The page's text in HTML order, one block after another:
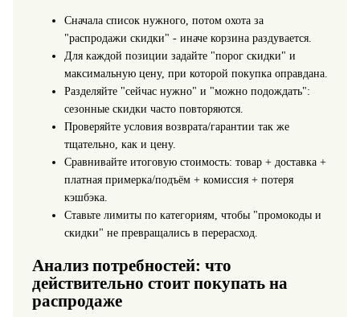
Сначала список нужного, потом охота за
"распродажи скидки" - иначе корзина раздувается.
Для каждой позиции задайте "порог скидки" и
максимальную цену, при которой покупка оправдана.
Разделяйте "сейчас нужно" и "можно подождать":
сезонные скидки часто повторяются.
Проверяйте условия возврата/гарантии так же
тщательно, как и цену.
Сравнивайте итоговую стоимость: товар + доставка +
платная примерка/подъём + комиссия + потеря
кэшбэка.
Ставьте лимиты по категориям, чтобы "промокоды и
скидки" не превращались в перерасход.
Анализ потребностей: что
действительно стоит покупать на
распродаже